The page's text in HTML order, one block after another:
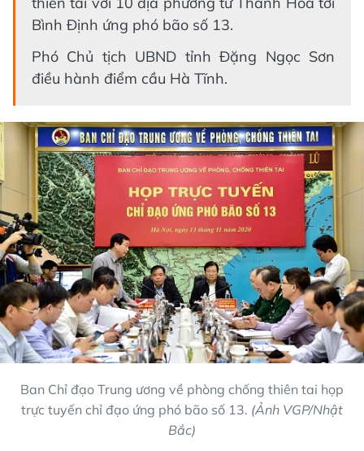
Bình Định ứng phó bão số 13.
Phó Chủ tịch UBND tỉnh Đặng Ngọc Sơn
điều hành điểm cầu Hà Tĩnh.
Ban Chỉ đạo Trung ương về phòng chống thiên tai họp
trực tuyến chỉ đạo ứng phó bão số 13. (Ảnh VGP/Nhật
Bắc)